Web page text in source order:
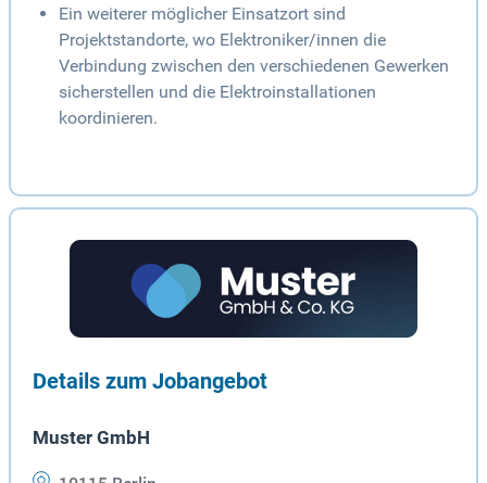
Ein weiterer möglicher Einsatzort sind
Projektstandorte, wo Elektroniker/innen die
Verbindung zwischen den verschiedenen Gewerken
sicherstellen und die Elektroinstallationen
koordinieren.
Details zum Jobangebot
Muster GmbH